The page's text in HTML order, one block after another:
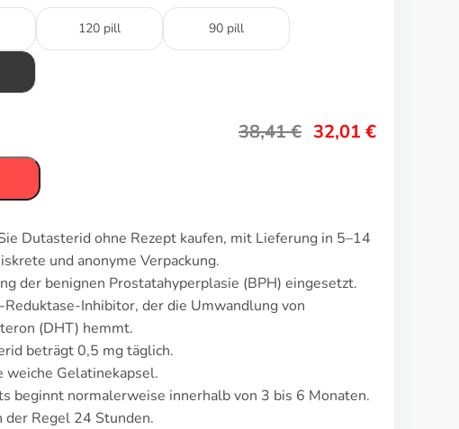
120 pill 90 pill
38,41€ 32,01 €
Dutasterid ohne Rezept kaufen, mit Lieferung in 5–14
und anonyme Verpackung.
der benignen Prostatahyperplasie (BPH) eingesetzt.
Inhibitor, der die Umwandlung von
(DHT) hemmt.
beträgt 0,5 mg täglich.
weiche Gelatinekapsel.
beginnt normalerweise innerhalb von 3 bis 6 Monaten.
Regel 24 Stunden.